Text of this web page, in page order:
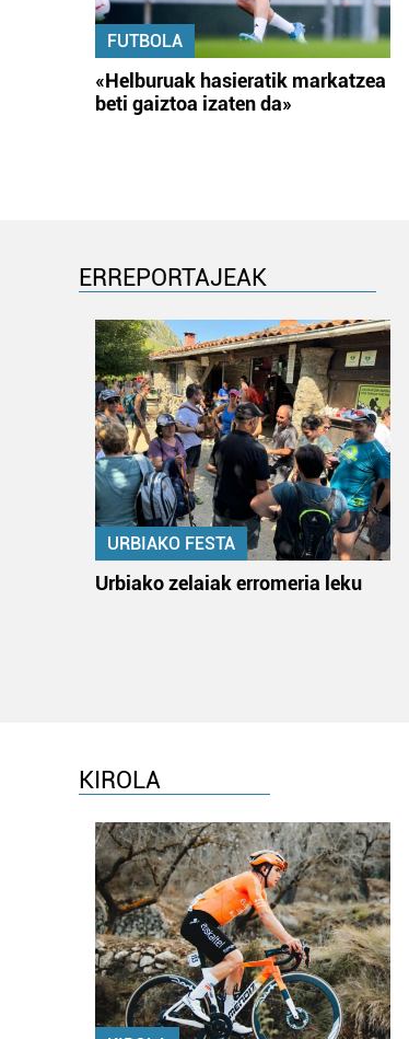
FUTBOLA
«Helburuak hasieratik markatzea
beti gaiztoa izaten da»
ERREPORTAJEAK
URBIAKO FESTA
Urbiako zelaiak erromeria leku
KIROLA